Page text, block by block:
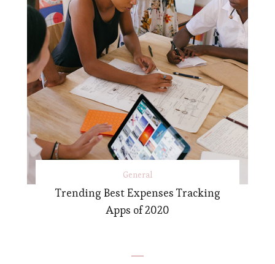
General
Trending Best Expenses Tracking
Apps of 2020